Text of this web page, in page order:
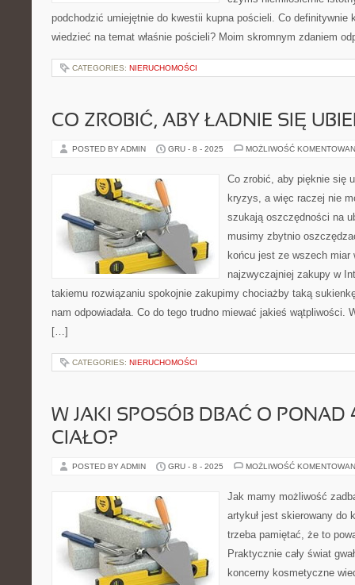
podchodzić umiejętnie do kwestii kupna pościeli. Co definitywnie
wiedzieć na temat właśnie pościeli? Moim skromnym zdaniem
CATEGORIES: NIERUCHOMOŚCI
CO ZROBIĆ, ABY ŁADNIE SIĘ
POSTED BY ADMIN GRU - 8 - 2025 MOŻLIWOŚĆ
Co zrobić, aby pięknie się
kryzys, a więc raczej nie
szukają oszczędności na
musimy zbytnio
końcu jest ze wszech miar
najzwyczajniej zakupy w
takiemu rozwiązaniu spokojnie zakupimy chociażby taką
nam odpowiadała. Co do tego trudno miewać jakieś wątpliwości.
[…]
CATEGORIES: NIERUCHOMOŚCI
W JAKI SPOSÓB DBAĆ O PONAD
CIAŁO?
POSTED BY ADMIN GRU - 8 - 2025 MOŻLIWOŚĆ
Jak mamy możliwość
artykuł jest skierowany do
trzeba pamiętać, że to
Praktycznie cały świat
koncerny kosmetyczne